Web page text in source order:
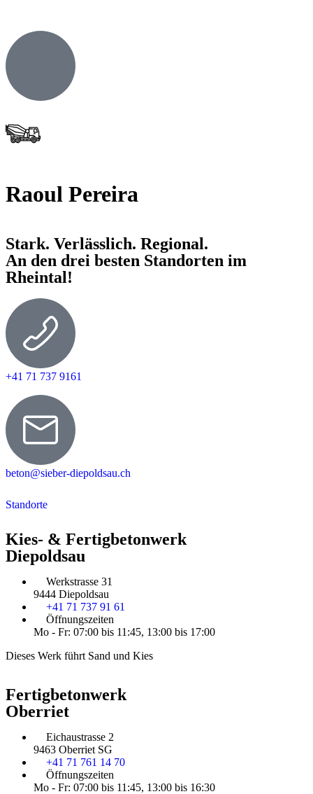
Raoul Pereira
Stark. Verlässlich. Regional.
An den drei besten Standorten im
Rheintal!
+41 71 737 9161
beton@sieber-diepoldsau.ch
Standorte
Kies- & Fertigbetonwerk
Diepoldsau
Werkstrasse 31
9444 Diepoldsau
+41 71 737 91 61
Öffnungszeiten
Mo - Fr: 07:00 bis 11:45, 13:00 bis 17:00
Dieses Werk führt Sand und Kies
Fertigbetonwerk
Oberriet
Eichaustrasse 2
9463 Oberriet SG
+41 71 761 14 70
Öffnungszeiten
Mo - Fr: 07:00 bis 11:45, 13:00 bis 16:30